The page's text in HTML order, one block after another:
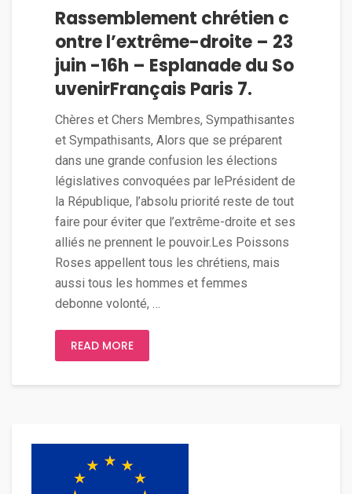
Rassemblement chrétien c
ontre l’extrême-droite – 23
juin -16h – Esplanade du So
uvenirFrançais Paris 7.
Chères et Chers Membres, Sympathisantes
et Sympathisants, Alors que se préparent
dans une grande confusion les élections
législatives convoquées par lePrésident de
la République, l’absolu priorité reste de tout
faire pour éviter que l’extrême-droite et ses
alliés ne prennent le pouvoir.Les Poissons
Roses appellent tous les chrétiens, mais
aussi tous les hommes et femmes
debonne volonté, …
READ MORE